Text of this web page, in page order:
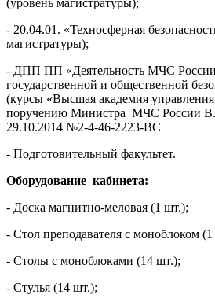
- 20.04.01. «Техносферная
магистратуры);
- ДПП ПП «Деятельность МЧС России
государственной и общественной
(курсы «Высшая академия
поручению Министра МЧС России
29.10.2014 №2-4-46-2223-ВС
- Подготовительный факультет.
Оборудование кабинета:
- Доска магнитно-меловая (1 шт.);
- Стол преподавателя с моноблоком
- Столы с моноблоками (14 шт.);
- Стулья (14 шт.);